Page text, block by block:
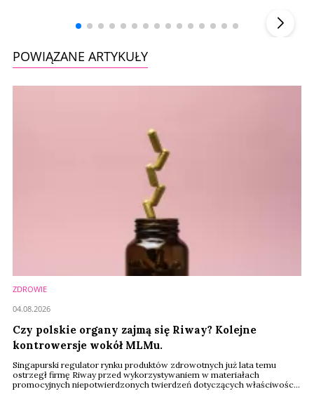
POWIĄZANE ARTYKUŁY
ZDROWIE
Czy polskie organy zajmą się Riway? Kolejne
kontrowersje wokół MLMu.
Singapurski regulator rynku produktów zdrowotnych już lata temu
ostrzegł firmę Riway przed wykorzystywaniem w materiałach
promocyjnych niepotwierdzonych twierdzeń dotyczących właściwości
04.08.2026